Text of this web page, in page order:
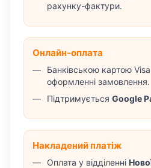
рахунку-фактури.
Онлайн-оплата
Банківською картою
оформленні замовлення.
Підтримується Google
Накладений платіж
Оплата у відділенні